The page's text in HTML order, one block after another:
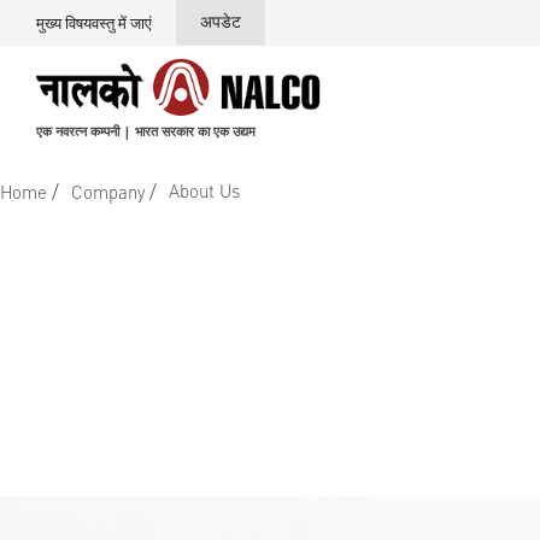
मुख्य विषयवस्तु में जाएं अपडेट
एक नवरत्न कम्पनी | भारत सरकार का एक उद्यम
Home / Company / About Us